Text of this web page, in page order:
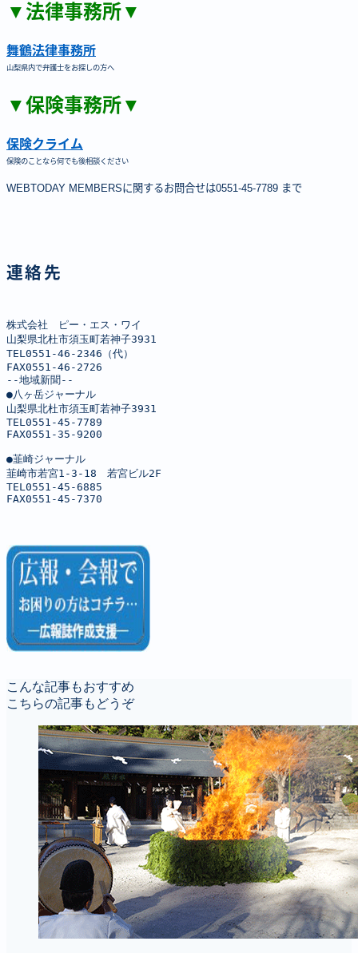
▼法律事務所▼
舞鶴法律事務所
山梨県内で弁護士をお探しの方へ
▼保険事務所▼
保険クライム
保険のことなら何でも後相談ください
WEBTODAY MEMBERSに関するお問合せは0551-45-7789 まで
連絡先
株式会社　ピー・エス・ワイ
山梨県北杜市須玉町若神子3931
TEL0551-46-2346（代）
FAX0551-46-2726
--地域新聞--
●八ヶ岳ジャーナル
山梨県北杜市須玉町若神子3931
TEL0551-45-7789
FAX0551-35-9200
●韮崎ジャーナル
韮崎市若宮1-3-18　若宮ビル2F
TEL0551-45-6885
FAX0551-45-7370
こんな記事もおすすめ
こちらの記事もどうぞ